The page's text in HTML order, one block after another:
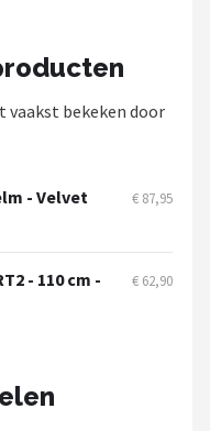
vaakst bekeken door
- Velvet
€ 87,95
- 110 cm -
€ 62,90